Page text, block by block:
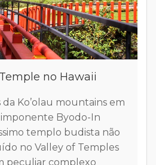
Nā Pali Coast na ilha de
provavelmente uma das
mais incríveis que já tive a
conhecer na vida. Um
é indubitavelmente
fantástica maneira de
as belezas desse
paraíso. Nas duas
de visitar o Kauai,
visitar na Na Pali Coast de